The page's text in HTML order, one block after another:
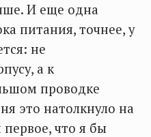
И еще одна
питания, точнее, у
не
а к
проводке
это натолкнуло на
что я бы